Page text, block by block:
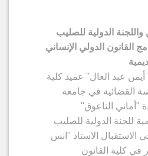
الدولية للصليب
القانون الدولي الإنساني
عبد العال" عميد كلية
القضائية في جامعة
الناعوق"
للجنة الدولية للصليب
الاستاذ "انس
كلية القانون